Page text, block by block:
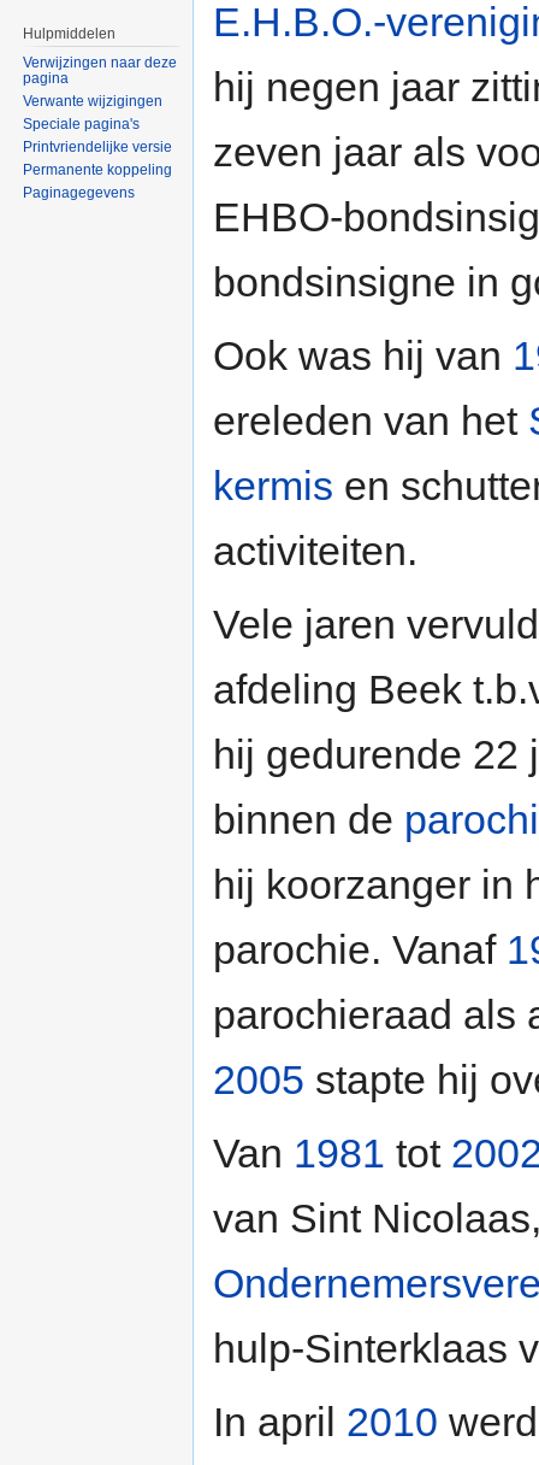
E.H.B.O.-
hij negen jaar
zeven jaar als
EHBO-
bondsinsigne in
Ook was hij van
ereleden van het
kermis en
activiteiten.
Vele jaren
afdeling Beek
hij gedurende 22
binnen de
hij koorzanger in
parochie. Vanaf
parochieraad als
2005 stapte hij
Van 1981 tot
van Sint
hulp-Sinterklaas
In april 2010
Hulpmiddelen
Verwijzingen naar deze
pagina
Verwante wijzigingen
Speciale pagina's
Printvriendelijke versie
Permanente koppeling
Paginagegevens